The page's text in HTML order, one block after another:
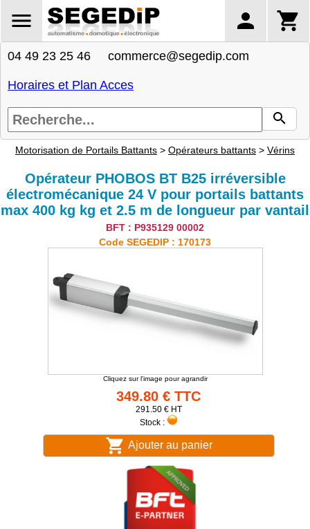
04 49 23 25 46 commerce@segedip.com
Horaires et Plan Acces
Motorisation de Portails Battants > Opérateurs battants > Vérins
Opérateur PHOBOS BT B25 irréversible
électromécanique 24 V pour portails battants
max 400 kg kg et 2.5 m de longueur par vantail
BFT : P935129 00002
Code SEGEDIP : 170173
Cliquez sur l'image pour agrandir
349.80 € TTC
291.50 € HT
Stock :
Ajouter au panier